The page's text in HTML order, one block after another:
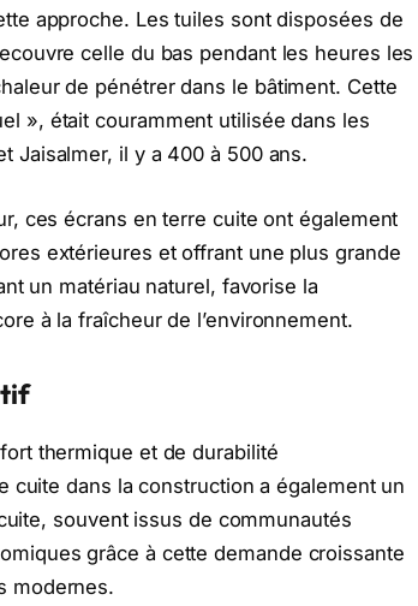
approche. Les tuiles sont disposées de
celle du bas pendant les heures les
de pénétrer dans le bâtiment. Cette
», était couramment utilisée dans les
Jaisalmer, il y a 400 à 500 ans.
ces écrans en terre cuite ont également
extérieures et offrant une plus grande
un matériau naturel, favorise la
à la fraîcheur de l’environnement.
thermique et de durabilité
cuite dans la construction a également un
souvent issus de communautés
grâce à cette demande croissante
modernes.